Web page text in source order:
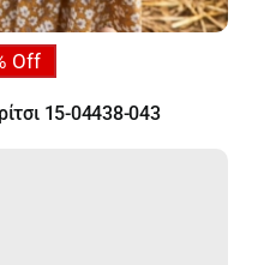
Off
15-04438-043